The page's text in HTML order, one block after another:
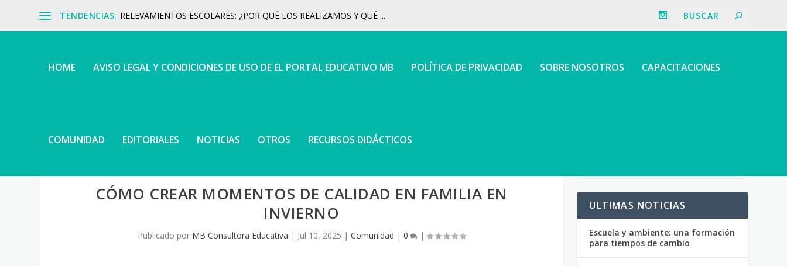
TENDENCIAS: RELEVAMIENTOS ESCOLARES: ¿POR QUÉ LOS REALIZAMOS Y QUÉ ...
HOME AVISO LEGAL Y CONDICIONES DE USO DE EL PORTAL EDUCATIVO MB POLÍTICA DE PRIVACIDAD SOBRE NOSOTROS CAPACITACIONES
COMUNIDAD EDITORIALES NOTICIAS OTROS RECURSOS DIDÁCTICOS
CÓMO CREAR MOMENTOS DE CALIDAD EN FAMILIA EN
INVIERNO
Publicado por MB Consultora Educativa | Jul 10, 2025 | Comunidad | 0 |
ULTIMAS NOTICIAS
Escuela y ambiente: una formación
para tiempos de cambio